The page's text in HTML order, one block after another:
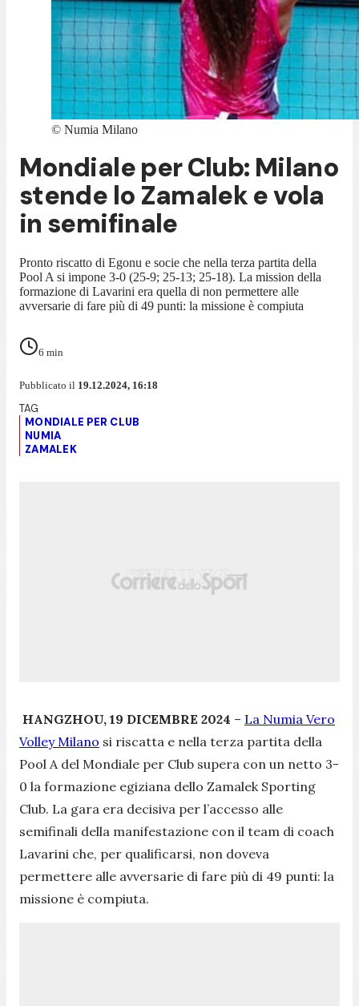
© Numia Milano
Mondiale per Club: Milano
stende lo Zamalek e vola
in semifinale
Pronto riscatto di Egonu e socie che nella terza partita della
Pool A si impone 3-0 (25-9; 25-13; 25-18). La mission della
formazione di Lavarini era quella di non permettere alle
avversarie di fare più di 49 punti: la missione è compiuta
6 min
Pubblicato il 19.12.2024, 16:18
MONDIALE PER CLUB
NUMIA
ZAMALEK
HANGZHOU, 19 DICEMBRE 2024 – La Numia Vero
Volley Milano si riscatta e nella terza partita della
Pool A del Mondiale per Club supera con un netto 3-
0 la formazione egiziana dello Zamalek Sporting
Club. La gara era decisiva per l’accesso alle
semifinali della manifestazione con il team di coach
Lavarini che, per qualificarsi, non doveva
permettere alle avversarie di fare più di 49 punti: la
missione è compiuta.